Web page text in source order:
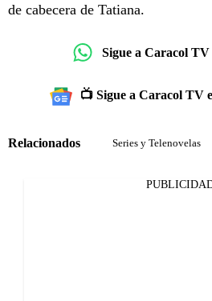
de cabecera de Tatiana.
Sigue a Caracol
📺 Sigue a Caracol TV
Relacionados Series y Telenovelas